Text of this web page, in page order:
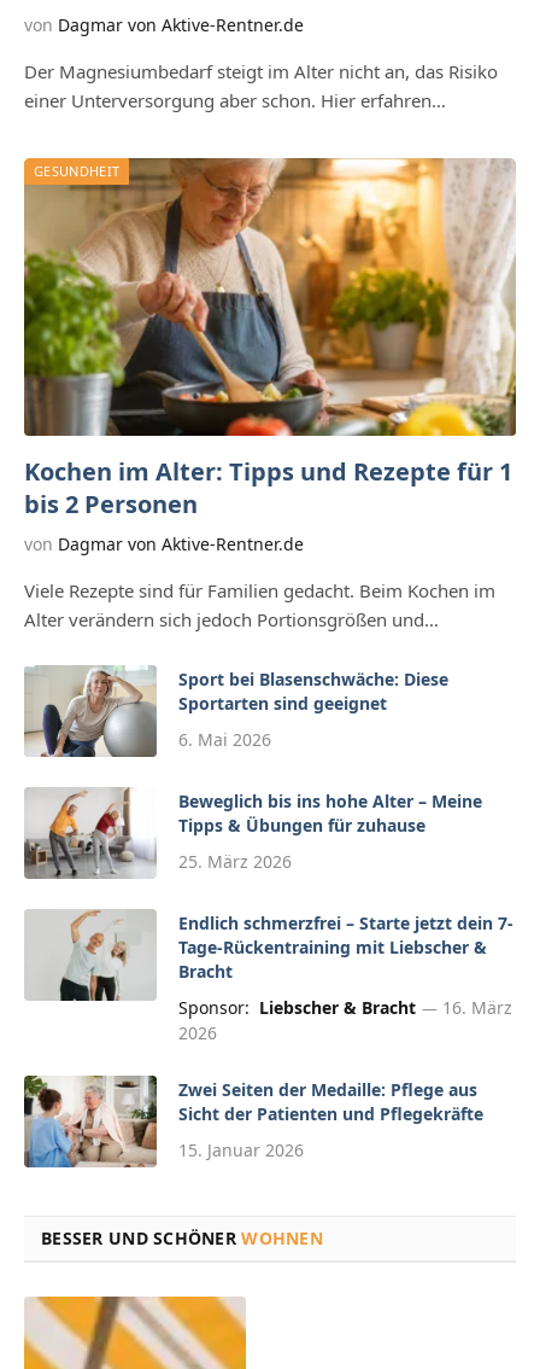
von Dagmar von Aktive-Rentner.de
Der Magnesiumbedarf steigt im Alter nicht an, das Risiko
einer Unterversorgung aber schon. Hier erfahren…
GESUNDHEIT
Kochen im Alter: Tipps und Rezepte für 1
bis 2 Personen
von Dagmar von Aktive-Rentner.de
Viele Rezepte sind für Familien gedacht. Beim Kochen im
Alter verändern sich jedoch Portionsgrößen und…
Sport bei Blasenschwäche: Diese
Sportarten sind geeignet
6. Mai 2026
Beweglich bis ins hohe Alter – Meine
Tipps & Übungen für zuhause
25. März 2026
Endlich schmerzfrei – Starte jetzt dein 7-
Tage-Rückentraining mit Liebscher &
Bracht
Sponsor: Liebscher & Bracht
16. März
2026
Zwei Seiten der Medaille: Pflege aus
Sicht der Patienten und Pflegekräfte
15. Januar 2026
BESSER UND SCHÖNERWOHNEN